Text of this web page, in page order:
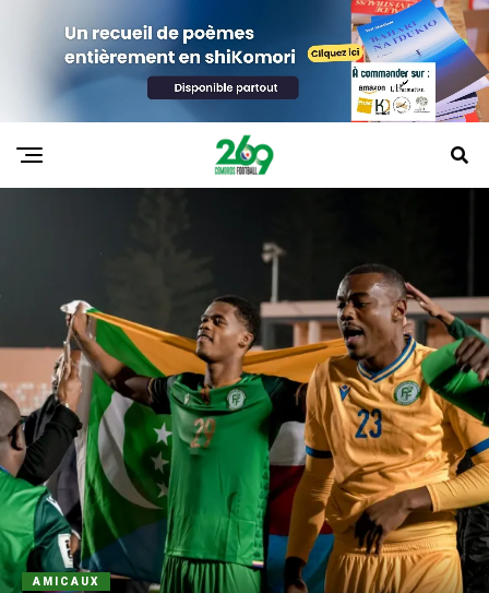
AMICAUX